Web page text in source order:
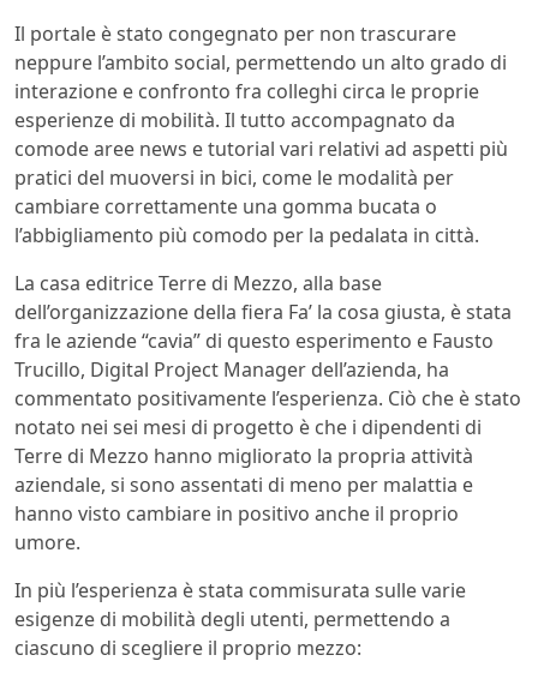
Il portale è stato congegnato per non trascurare
neppure l’ambito social, permettendo un alto grado di
interazione e confronto fra colleghi circa le proprie
esperienze di mobilità. Il tutto accompagnato da
comode aree news e tutorial vari relativi ad aspetti più
pratici del muoversi in bici, come le modalità per
cambiare correttamente una gomma bucata o
l’abbigliamento più comodo per la pedalata in città.
La casa editrice Terre di Mezzo, alla base
dell’organizzazione della fiera Fa’ la cosa giusta, è stata
fra le aziende “cavia” di questo esperimento e Fausto
Trucillo, Digital Project Manager dell’azienda, ha
commentato positivamente l’esperienza. Ciò che è stato
notato nei sei mesi di progetto è che i dipendenti di
Terre di Mezzo hanno migliorato la propria attività
aziendale, si sono assentati di meno per malattia e
hanno visto cambiare in positivo anche il proprio
umore.
In più l’esperienza è stata commisurata sulle varie
esigenze di mobilità degli utenti, permettendo a
ciascuno di scegliere il proprio mezzo: